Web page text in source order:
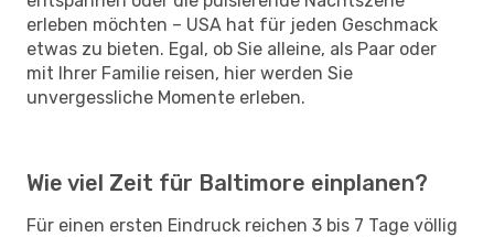
erleben möchten – USA hat für jeden Geschmack
etwas zu bieten. Egal, ob Sie alleine, als Paar oder
mit Ihrer Familie reisen, hier werden Sie
unvergessliche Momente erleben.
Wie viel Zeit für Baltimore einplanen?
Für einen ersten Eindruck reichen 3 bis 7 Tage völlig